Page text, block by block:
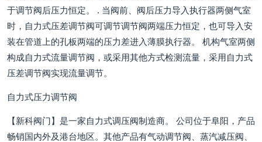
于调节阀后压力恒定。 . 当阀前、阀后压力导入执行器两侧气室
时，自力式压差调节阀可调节调节阀两端压力恒定，也可导入安
装在管道上的孔板两端的压力差进入薄膜执行器。 机构气室两侧
构成自力式流量调节阀，或采用其他方式检测流量，采用自力式
压差调节阀实现流量调节。
自力式压力调节阀
【新科阀门】是一家自力式调压阀制造商。 公司位于阜阳，产品
畅销国内外及港台地区。其他产品有气动调节阀、蒸汽减压阀、